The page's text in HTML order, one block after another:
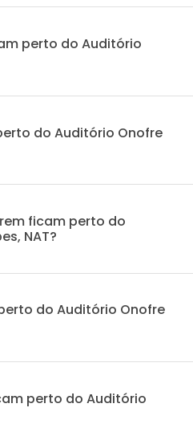
perto do Auditório
do Auditório Onofre
ficam perto do
NAT?
do Auditório Onofre
perto do Auditório